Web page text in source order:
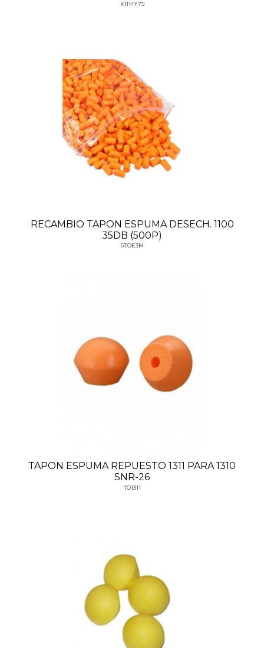
KITHY79
RECAMBIO TAPON ESPUMA DESECH. 1100
35DB (500P)
RTOE3M
TAPON ESPUMA REPUESTO 1311 PARA 1310
SNR-26
TO1311